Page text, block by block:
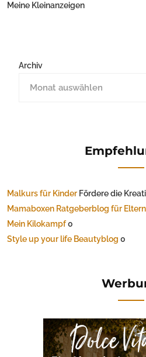
Meine Kleinanzeigen
Archiv
Malkurs für Kinder Fördere die
Mamaboxen Ratgeberblog für Eltern
Mein Kilokampf0
Style up your life Beautyblog 0